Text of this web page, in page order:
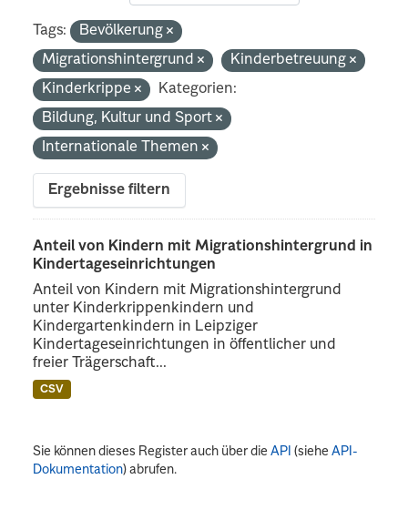
Tags:
Bevölkerung
Migrationshintergrund
Kinderbetreuung
Kinderkrippe
Kategorien:
Bildung, Kultur und Sport
Internationale Themen
Ergebnisse filtern
Anteil von Kindern mit Migrationshintergrund in
Kindertageseinrichtungen
Anteil von Kindern mit Migrationshintergrund
unter Kinderkrippenkindern und
Kindergartenkindern in Leipziger
Kindertageseinrichtungen in öffentlicher und
freier Trägerschaft...
CSV
Sie können dieses Register auch über dieAPI (sieheAPI-
Dokumentation) abrufen.